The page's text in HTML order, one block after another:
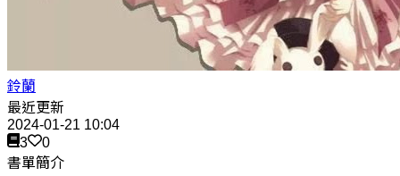
鈴蘭
最近更新
2024-01-21 10:04
3
0
書單簡介